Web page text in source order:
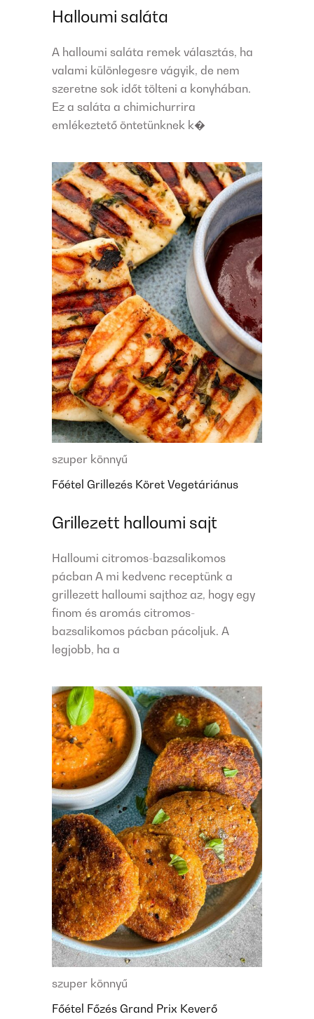
Halloumi saláta
A halloumi saláta remek választás, ha
valami különlegesre vágyik, de nem
szeretne sok időt tölteni a konyhában.
Ez a saláta a chimichurrira
emlékeztető öntetünknek k�
szuper könnyű
Főétel Grillezés Köret Vegetáriánus
Grillezett halloumi sajt
Halloumi citromos-bazsalikomos
pácban A mi kedvenc receptünk a
grillezett halloumi sajthoz az, hogy egy
finom és aromás citromos-
bazsalikomos pácban pácoljuk. A
legjobb, ha a
szuper könnyű
Főétel Főzés Grand Prix Keverő